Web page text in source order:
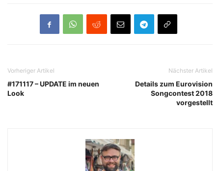
Vorheriger Artikel
#171117 – UPDATE im neuen
Look
Nächster Artikel
Details zum Eurovision
Songcontest 2018
vorgestellt